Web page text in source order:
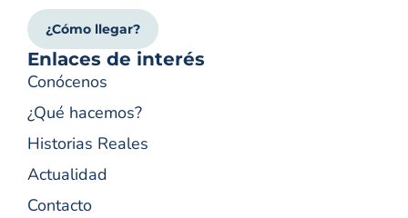
¿Cómo llegar?
Enlaces de interés
Conócenos
¿Qué hacemos?
Historias Reales
Actualidad
Contacto